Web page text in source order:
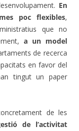
En
poc flexibles,
que no
a un model
de recerca
en favor del
tingut un paper
de les
de l’activitat